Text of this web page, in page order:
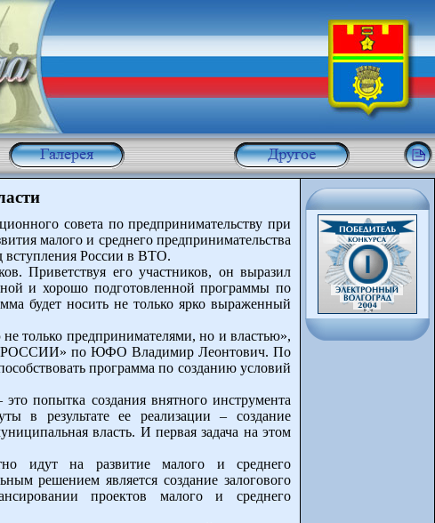
совета по предпринимательству при
малого и среднего предпринимательства
вступления России в ВТО.
Приветствуя его участников, он выразил
и хорошо подготовленной программы по
будет носить не только ярко выраженный
только предпринимателями, но и властью»,
РОССИИ» по ЮФО Владимир Леонтович. По
программа по созданию условий
попытка создания внятного инструмента
в результате ее реализации – создание
власть. И первая задача на этом
идут на развитие малого и среднего
решением является создание залогового
проектов малого и среднего